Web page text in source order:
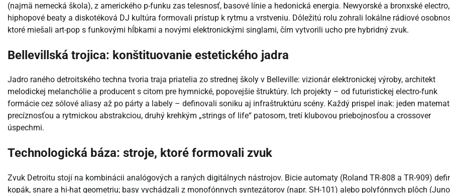
(najmä nemecká škola), z amerického p-funku zas telesnosť, basové línie a hedonická energia. Newyorské a bronxské
hiphopové beaty a diskotéková DJ kultúra formovali prístup k rytmu a vrstveniu. Dôležitú rolu zohrali lokálne rádiové
ktoré miešali art-pop s funkovými hĺbkami a novými elektronickými singlami, čím vytvorili ucho pre hybridný zvuk.
Bellevillská trojica: konštituovanie estetického jadra
Jadro raného detroitského techna tvoria traja priatelia zo strednej školy v Belleville: vizionár elektronickej výroby, architekt
melodickej melanchólie a producent s citom pre hymnické, popovejšie štruktúry. Ich projekty – od futuristickej electro-funk
formácie cez sólové aliasy až po párty a labely – definovali soniku aj infraštruktúru scény. Každý prispel inak: jeden
precíznosťou a rytmickou abstrakciou, druhý krehkým „strings of life“ patosom, tretí klubovou priebojnosťou a crossover
úspechmi.
Technologická báza: stroje, ktoré formovali zvuk
Zvuk Detroitu stojí na kombinácii analógových a raných digitálnych nástrojov. Bicie automaty (Roland TR-808 a TR-909)
kopák, snare a hi-hat geometriu; basy vychádzali z monofónnych syntezátorov (napr. SH-101) alebo polyfónnych plôch